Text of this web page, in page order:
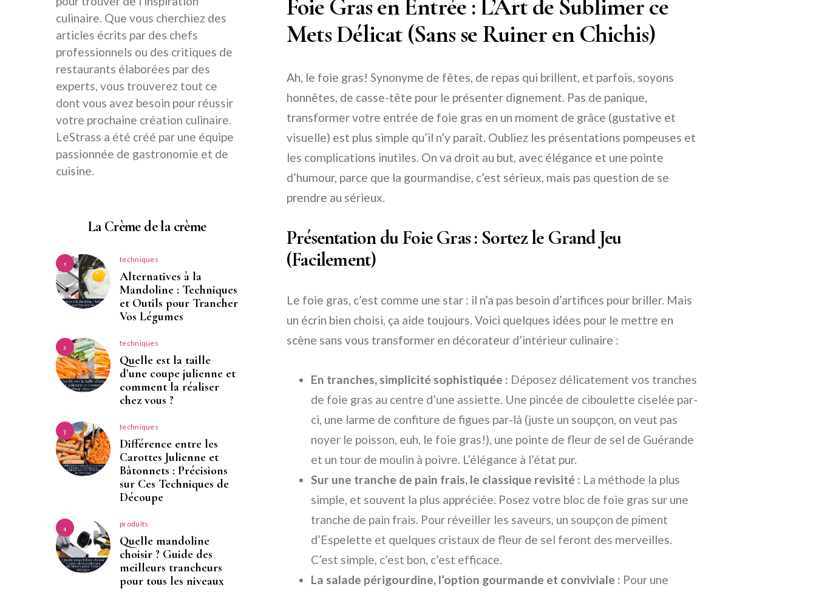
Foie Gras en Entrée : L’Art de Sublimer ce
Mets Délicat (Sans se Ruiner en Chichis)
Ah, le foie gras! Synonyme de fêtes, de repas qui brillent, et parfois, soyons
honnêtes, de casse-tête pour le présenter dignement. Pas de panique,
transformer votre entrée de foie gras en un moment de grâce (gustative et
visuelle) est plus simple qu’il n’y paraît. Oubliez les présentations pompeuses et
les complications inutiles. On va droit au but, avec élégance et une pointe
d’humour, parce que la gourmandise, c’est sérieux, mais pas question de se
prendre au sérieux.
Présentation du Foie Gras : Sortez le Grand Jeu
(Facilement)
Le foie gras, c’est comme une star : il n’a pas besoin d’artifices pour briller. Mais
un écrin bien choisi, ça aide toujours. Voici quelques idées pour le mettre en
scène sans vous transformer en décorateur d’intérieur culinaire :
En tranches, simplicité sophistiquée : Déposez délicatement vos tranches
de foie gras au centre d’une assiette. Une pincée de ciboulette ciselée par-
ci, une larme de confiture de figues par-là (juste un soupçon, on veut pas
noyer le poisson, euh, le foie gras!), une pointe de fleur de sel de Guérande
et un tour de moulin à poivre. L’élégance à l’état pur.
Sur une tranche de pain frais, le classique revisité : La méthode la plus
simple, et souvent la plus appréciée. Posez votre bloc de foie gras sur une
tranche de pain frais. Pour réveiller les saveurs, un soupçon de piment
d’Espelette et quelques cristaux de fleur de sel feront des merveilles.
C’est simple, c’est bon, c’est efficace.
La salade périgourdine, l’option gourmande et conviviale : Pour une
culinaire. Que vous cherchiez des
articles écrits par des chefs
professionnels ou des critiques de
restaurants élaborées par des
experts, vous trouverez tout ce
dont vous avez besoin pour réussir
votre prochaine création culinaire.
LeStrass a été créé par une équipe
passionnée de gastronomie et de
cuisine.
La Crème de la crème
1 techniques
Alternatives à la
Mandoline : Techniques
et Outils pour Trancher
Vos Légumes
2 techniques
Quelle est la taille
d’une coupe julienne et
comment la réaliser
chez vous ?
3 techniques
Différence entre les
Carottes Julienne et
Bâtonnets : Précisions
sur Ces Techniques de
Découpe
4 produits
Quelle mandoline
choisir ? Guide des
meilleurs trancheurs
pour tous les niveaux